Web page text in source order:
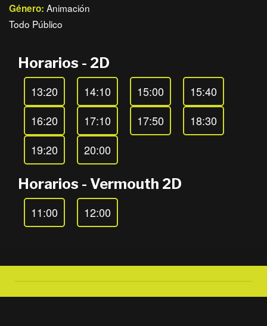
Género: Animación
Todo Público
Horarios - 2D
13:20 14:10 15:00
15:40
16:20
17:10 17:50
18:30
19:20
20:00
Horarios - Vermouth 2D
11:00 12:00